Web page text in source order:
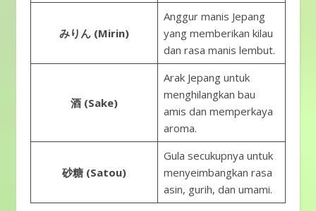
みりん (Mirin)
Anggur manis Jepang
yang memberikan kilau
dan rasa manis lembut.
酒 (Sake)
Arak Jepang untuk
menghilangkan bau
amis dan memperkaya
aroma.
砂糖 (Satou)
Gula secukupnya untuk
menyeimbangkan rasa
asin, gurih, dan umami.